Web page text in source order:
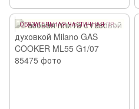
ОБЯЗАТЕЛЬНАЯ ЧАСТИЧНАЯ ПРЕДОПЛАТА 10%